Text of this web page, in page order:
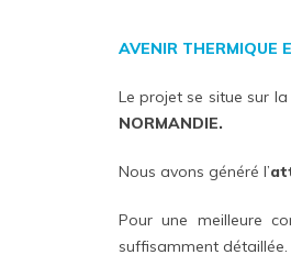
AVENIR THERMIQUE
Le projet se situe sur
NORMANDIE.
Nous avons généré l’
Pour une meilleure
suffisamment détaillée.